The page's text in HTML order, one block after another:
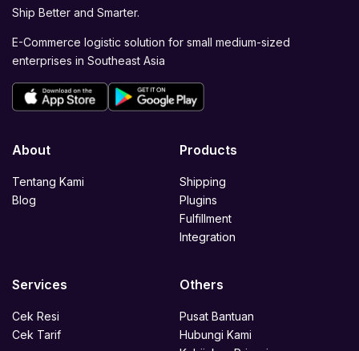
Ship Better and Smarter.
E-Commerce logistic solution for small medium-sized
enterprises in Southeast Asia
About
Tentang Kami
Blog
Products
Shipping
Plugins
Fulfillment
Integration
Services
Cek Resi
Cek Tarif
Others
Pusat Bantuan
Hubungi Kami